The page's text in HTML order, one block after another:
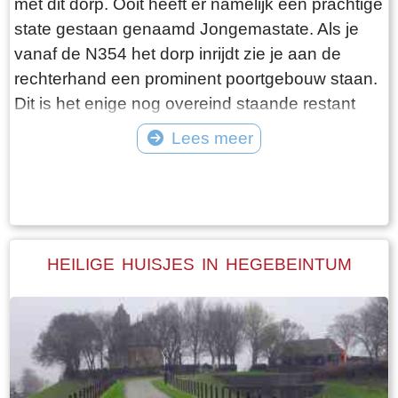
dat de ze inmiddels aardig op leeftijd zijn, in
ieder geval over de zestig. Ik hoop dat ze het
nog even kunnen volhouden tot aan hun
pensioenleeftijd. Want zodra zij ermee stoppen
vangt iedereen bot bij Laaksum.
met dit dorp. Ooit heeft er namelijk een prachtige
state gestaan genaamd Jongemastate. Als je
vanaf de N354 het dorp inrijdt zie je aan de
rechterhand een prominent poortgebouw staan.
Dit is het enige nog overeind staande restant
van Jongemastate. Het poortgebouw geeft
toegang tot het park Jongemastate. In het
aub”. Het is de moeite waard om het park eens
heeft. Grote brokken zandsteen liggen her en
der verspreid door het park alsof er een enorme
explosie heeft plaatsgevonden. Niets is minder
waar. De laatste bewoner van Jongemastate
Lees meer
HEILIGE HUISJES IN HEGEBEINTUM